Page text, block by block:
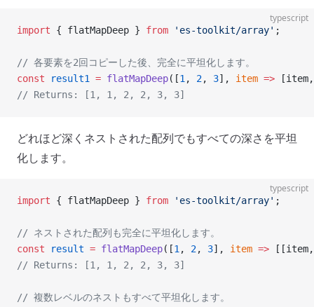
typescript
import { flatMapDeep } from 'es-toolkit/array' ;
// 各要素を2回コピーした後、完全に平坦化します。
const result1 = flatMapDeep([1 , 2, 3], item =>
// Returns: [1, 1, 2, 2, 3, 3]
どれほど深くネストされた配列でもすべての深さを平坦
化します。
typescript
import { flatMapDeep } from 'es-toolkit/array' ;
// ネストされた配列も完全に平坦化します。
const result = flatMapDeep([1 , 2, 3], item =>
// Returns: [1, 1, 2, 2, 3, 3]
// 複数レベルのネストもすべて平坦化します。